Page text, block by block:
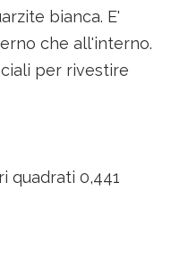
bianca. E'
che all'interno.
per rivestire
quadrati 0,441